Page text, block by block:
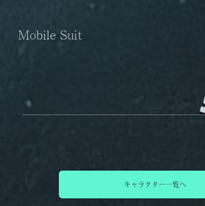
キャラクター一覧へ